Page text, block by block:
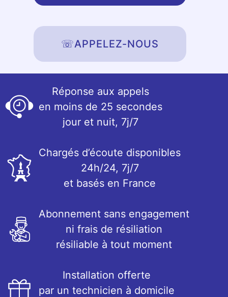
☏APPELEZ-NOUS
Réponse aux appels
en moins de 25 secondes
jour et nuit, 7j/7
Chargés d’écoute disponibles
24h/24, 7j/7
et basés en France
Abonnement sans engagement
ni frais de résiliation
résiliable à tout moment
Installation offerte
par un technicien à domicile